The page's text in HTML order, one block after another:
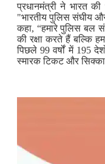
प्रधानमंत्री ने भारत
"भारतीय पुलिस संघीय
कहा, “हमारे पुलिस बल
की रक्षा करते हैं बल्कि
पिछले 99 वर्षों में 195
स्मारक टिकट और सिक्का